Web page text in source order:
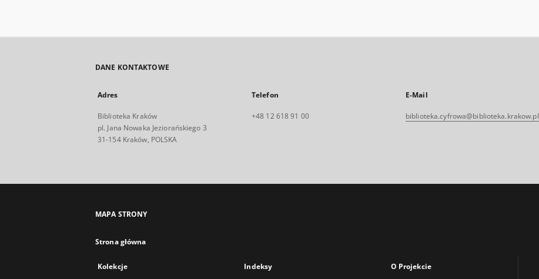
DANE KONTAKTOWE
Adres
Biblioteka Kraków
pl. Jana Nowaka Jeziorańskiego 3
31-154 Kraków, POLSKA
Telefon
+48 12 618 91 00
E-Mail
biblioteka.cyfrowa@biblioteka.krakow.pl
MAPA STRONY
Strona główna
Kolekcje Indeksy O Projekcie